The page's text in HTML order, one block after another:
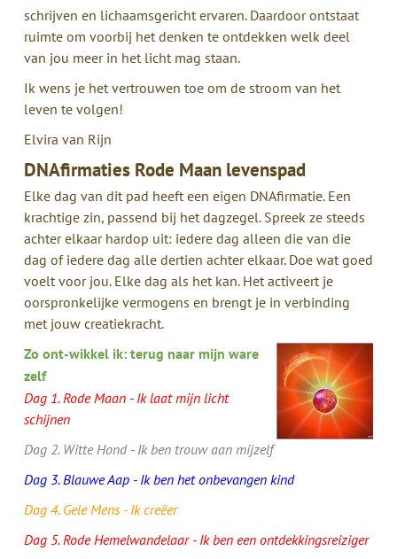
schrijven en lichaamsgericht ervaren. Daardoor ontstaat
ruimte om voorbij het denken te ontdekken welk deel
van jou meer in het licht mag staan.
Ik wens je het vertrouwen toe om de stroom van het
leven te volgen!
Elvira van Rijn
DNAfirmaties Rode Maan levenspad
Elke dag van dit pad heeft een eigen DNAfirmatie. Een
krachtige zin, passend bij het dagzegel. Spreek ze steeds
achter elkaar hardop uit: iedere dag alleen die van die
dag of iedere dag alle dertien achter elkaar. Doe wat goed
voelt voor jou. Elke dag als het kan. Het activeert je
oorspronkelijke vermogens en brengt je in verbinding
met jouw creatiekracht.
Zo ont-wikkel ik: terug naar mijn ware
zelf
Dag 1. Rode Maan - Ik laat mijn licht
schijnen
Dag 2. Witte Hond - Ik ben trouw aan mijzelf
Dag 3. Blauwe Aap - Ik ben het onbevangen kind
Dag 4. Gele Mens - Ik creëer
Dag 5. Rode Hemelwandelaar - Ik ben een ontdekkingsreiziger